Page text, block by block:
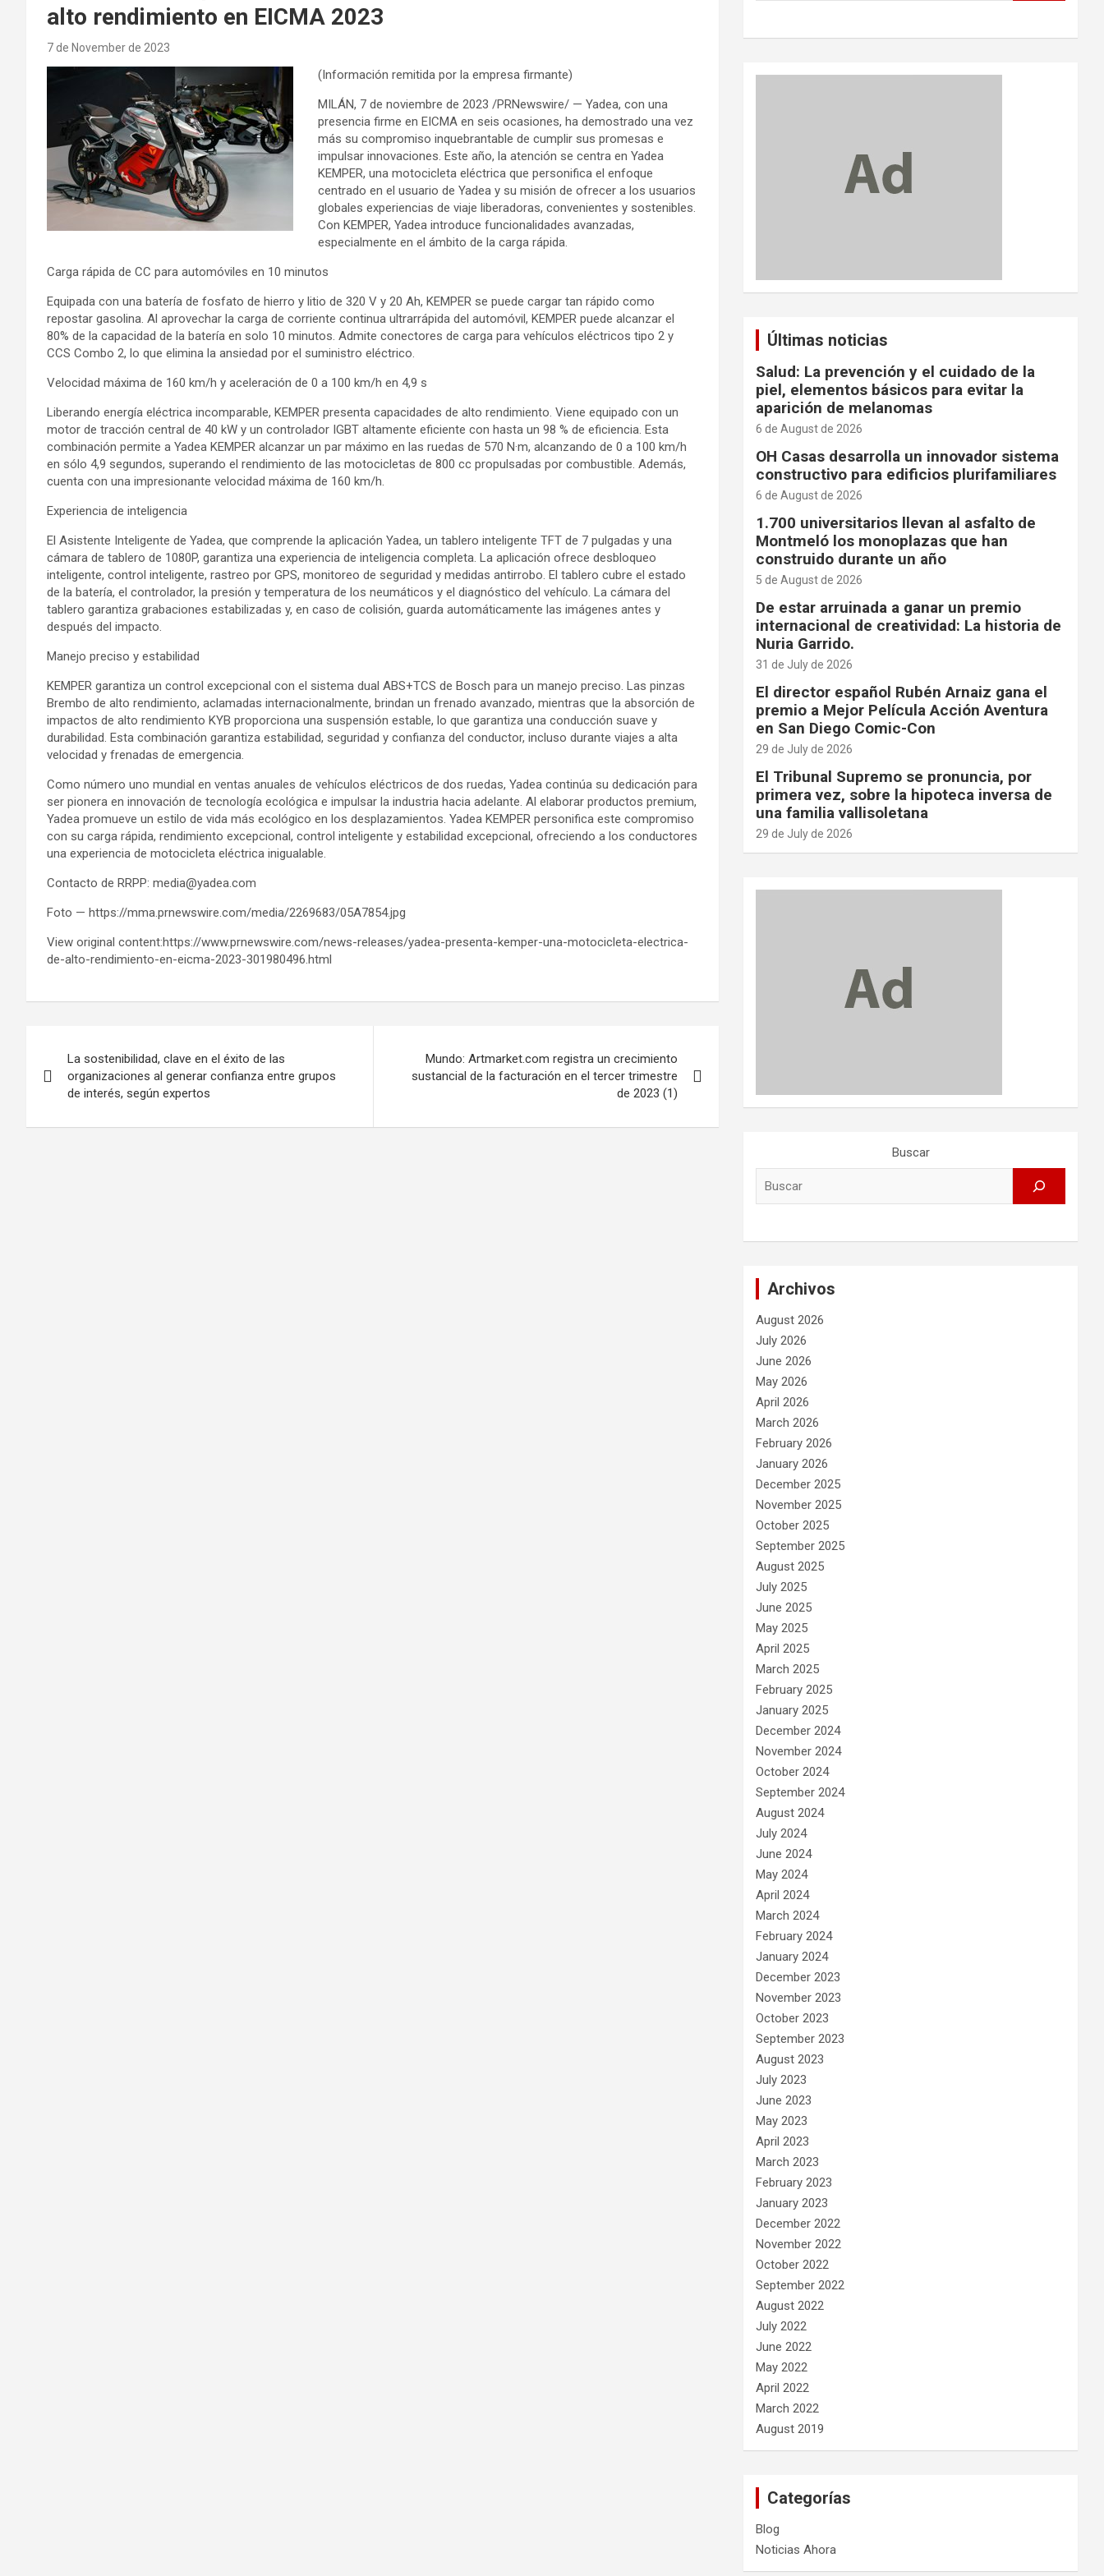
alto rendimiento en EICMA 2023
7 de November de 2023
(Información remitida por la empresa firmante)
MILÁN, 7 de noviembre de 2023 /PRNewswire/ — Yadea, con una
presencia firme en EICMA en seis ocasiones, ha demostrado una vez
más su compromiso inquebrantable de cumplir sus promesas e
impulsar innovaciones. Este año, la atención se centra en Yadea
KEMPER, una motocicleta eléctrica que personifica el enfoque
centrado en el usuario de Yadea y su misión de ofrecer a los usuarios
globales experiencias de viaje liberadoras, convenientes y sostenibles.
Con KEMPER, Yadea introduce funcionalidades avanzadas,
especialmente en el ámbito de la carga rápida.
Carga rápida de CC para automóviles en 10 minutos
Equipada con una batería de fosfato de hierro y litio de 320 V y 20 Ah, KEMPER se puede cargar tan rápido como
repostar gasolina. Al aprovechar la carga de corriente continua ultrarrápida del automóvil, KEMPER puede alcanzar el
80% de la capacidad de la batería en solo 10 minutos. Admite conectores de carga para vehículos eléctricos tipo 2 y
CCS Combo 2, lo que elimina la ansiedad por el suministro eléctrico.
Velocidad máxima de 160 km/h y aceleración de 0 a 100 km/h en 4,9 s
Liberando energía eléctrica incomparable, KEMPER presenta capacidades de alto rendimiento. Viene equipado con un
motor de tracción central de 40 kW y un controlador IGBT altamente eficiente con hasta un 98 % de eficiencia. Esta
combinación permite a Yadea KEMPER alcanzar un par máximo en las ruedas de 570 N·m, alcanzando de 0 a 100 km/h
en sólo 4,9 segundos, superando el rendimiento de las motocicletas de 800 cc propulsadas por combustible. Además,
cuenta con una impresionante velocidad máxima de 160 km/h.
Experiencia de inteligencia
El Asistente Inteligente de Yadea, que comprende la aplicación Yadea, un tablero inteligente TFT de 7 pulgadas y una
cámara de tablero de 1080P, garantiza una experiencia de inteligencia completa. La aplicación ofrece desbloqueo
inteligente, control inteligente, rastreo por GPS, monitoreo de seguridad y medidas antirrobo. El tablero cubre el estado
de la batería, el controlador, la presión y temperatura de los neumáticos y el diagnóstico del vehículo. La cámara del
tablero garantiza grabaciones estabilizadas y, en caso de colisión, guarda automáticamente las imágenes antes y
después del impacto.
Manejo preciso y estabilidad
KEMPER garantiza un control excepcional con el sistema dual ABS+TCS de Bosch para un manejo preciso. Las pinzas
Brembo de alto rendimiento, aclamadas internacionalmente, brindan un frenado avanzado, mientras que la absorción de
impactos de alto rendimiento KYB proporciona una suspensión estable, lo que garantiza una conducción suave y
durabilidad. Esta combinación garantiza estabilidad, seguridad y confianza del conductor, incluso durante viajes a alta
velocidad y frenadas de emergencia.
Como número uno mundial en ventas anuales de vehículos eléctricos de dos ruedas, Yadea continúa su dedicación para
ser pionera en innovación de tecnología ecológica e impulsar la industria hacia adelante. Al elaborar productos premium,
Yadea promueve un estilo de vida más ecológico en los desplazamientos. Yadea KEMPER personifica este compromiso
con su carga rápida, rendimiento excepcional, control inteligente y estabilidad excepcional, ofreciendo a los conductores
una experiencia de motocicleta eléctrica inigualable.
Contacto de RRPP: media@yadea.com
Foto — https://mma.prnewswire.com/media/2269683/05A7854.jpg
View original content:https://www.prnewswire.com/news-releases/yadea-presenta-kemper-una-motocicleta-electrica-
de-alto-rendimiento-en-eicma-2023-301980496.html
navigation
La sostenibilidad, clave en el éxito de las
organizaciones al generar confianza entre grupos
de interés, según expertos
Mundo: Artmarket.com registra un crecimiento
sustancial de la facturación en el tercer trimestre
de 2023 (1)
Últimas noticias
Salud: La prevención y el cuidado de la
piel, elementos básicos para evitar la
aparición de melanomas
6 de August de 2026
OH Casas desarrolla un innovador sistema
constructivo para edificios plurifamiliares
6 de August de 2026
1.700 universitarios llevan al asfalto de
Montmeló los monoplazas que han
construido durante un año
5 de August de 2026
De estar arruinada a ganar un premio
internacional de creatividad: La historia de
Nuria Garrido.
31 de July de 2026
El director español Rubén Arnaiz gana el
premio a Mejor Película Acción Aventura
en San Diego Comic-Con
29 de July de 2026
El Tribunal Supremo se pronuncia, por
primera vez, sobre la hipoteca inversa de
una familia vallisoletana
29 de July de 2026
Buscar
Archivos
August 2026
July 2026
June 2026
May 2026
April 2026
March 2026
February 2026
January 2026
December 2025
November 2025
October 2025
September 2025
August 2025
July 2025
June 2025
May 2025
April 2025
March 2025
February 2025
January 2025
December 2024
November 2024
October 2024
September 2024
August 2024
July 2024
June 2024
May 2024
April 2024
March 2024
February 2024
January 2024
December 2023
November 2023
October 2023
September 2023
August 2023
July 2023
June 2023
May 2023
April 2023
March 2023
February 2023
January 2023
December 2022
November 2022
October 2022
September 2022
August 2022
July 2022
June 2022
May 2022
April 2022
March 2022
August 2019
Categorías
Blog
Noticias Ahora